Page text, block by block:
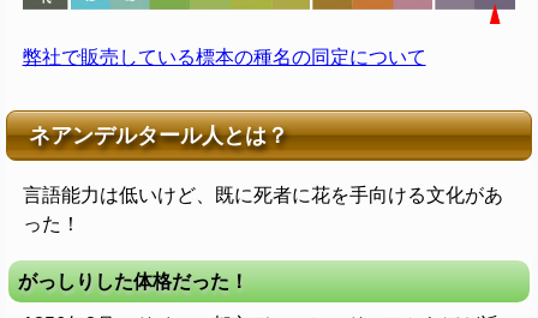
弊社で販売している標本の種名の同定について
ネアンデルタール人とは？
言語能力は低いけど、既に死者に花を手向ける文化があ
った！
がっしりした体格だった！